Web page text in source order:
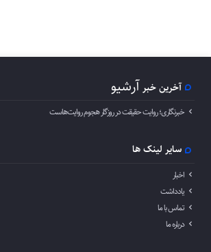
آخرین خبر آرشیو
خبرنگاری؛ روایت حقیقت در روزگار هجوم روایت‌هاست
سایر لینک ها
اخبار
یادداشت
تماس با ما
درباره ما